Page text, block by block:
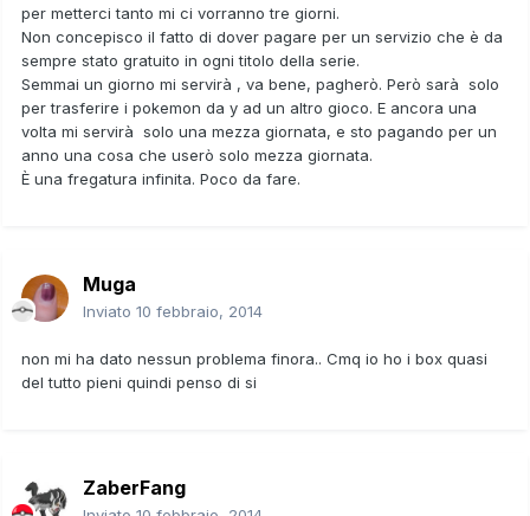
per metterci tanto mi ci vorranno tre giorni.
Non concepisco il fatto di dover pagare per un servizio che è da
sempre stato gratuito in ogni titolo della serie.
Semmai un giorno mi servirà , va bene, pagherò. Però sarà solo
per trasferire i pokemon da y ad un altro gioco. E ancora una
volta mi servirà solo una mezza giornata, e sto pagando per un
anno una cosa che userò solo mezza giornata.
È una fregatura infinita. Poco da fare.
Muga
Inviato 10 febbraio, 2014
non mi ha dato nessun problema finora.. Cmq io ho i box quasi
del tutto pieni quindi penso di si
ZaberFang